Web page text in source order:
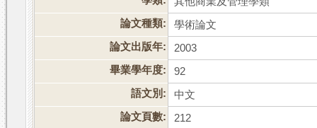
論文種類:
學術論文
論文出版年:
2003
畢業學年度:
92
語文別:
中文
論文頁數:
212